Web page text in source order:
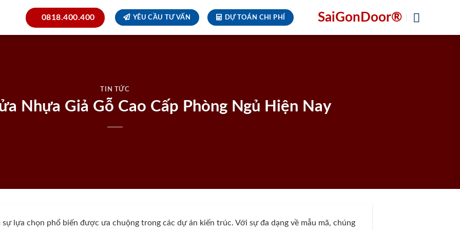
0818.400.400 YÊU CẦU TƯ VẤN DỰ TOÁN CHI PHÍ SaiGonDoor®
TIN TỨC
Nhựa Giả Gỗ Cao Cấp Phòng Ngủ Hiện Nay
lựa chọn phổ biến được ưa chuộng trong các dự án kiến trúc. Với sự đa dạng về mẫu mã, chúng